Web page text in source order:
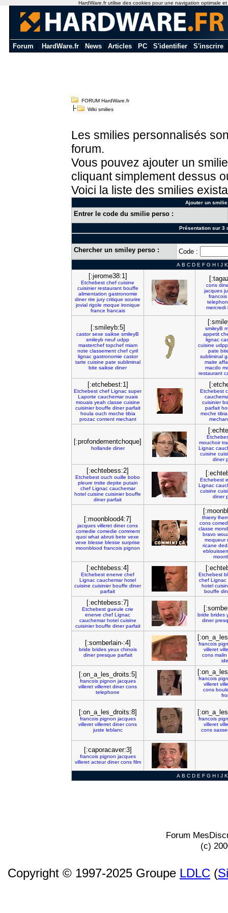
Forum HardWare.fr News Articles PC S'identifier S'inscrire
FORUM HardWare.fr
Wiki smilies
Les smilies personnalisés
forum.
Vous pouvez ajouter un
cliquant simplement dessus
Voici la liste des smilies
Ajouter un
Entrer le code du smilie perso :
Présentation sur 3
Chercher un smiley perso : Code :
A B C D E F G H I J K
[:jerome38:1]
Etchebest chef cuisine
cuisinier restaurant bouffe
alimentation gastronomie
diner rire jury critique sourire
jovial rigole moque ironique
france francais
cons
jacques
francois
mercredi
[:smileyb:5]
castor sexe saikse smileyB
smileyb neuf udpp
masterchef topchef miam
note classement chef cyril
lignac gastronomie castor
tarte cuisine pate subliminal
bite saikse diner
smileyB
appetit
lignac
cuisine udpp
pate
subliminal
maite
macdo
restaurant
[:etchebest:1]
Etchebest chef Lignac super
Laporte cauchemar ouais
mouais yeah classe cuisine
cuisinier bouffe diner parfait
houla ouch moche tibia
prozac content mechant
Etchebest
cuisinier
parfait
moche tibia
[:profondementchoque]
hollande diner
mouchoir
Lignac
cuisine
diner
[:echtebess:2]
Etchebest ouch ouille bobo
pleure trsite depite putain
chef Lignac cauchemar
hotel cuisine cuisinier bouffe
diner parfait
Etchebest
Lignac
cuisine
diner
[:moonblood4:7]
jacques villeret diner cons
comedie comedie comment
quoi what abruti bete vexe
vexe blesse blesse surprise
moonblood francois pignon
thierry
cons
classe
bravo
moqueur
ricane
[:echtebess:4]
Etchebest enerve chef
Lignac cauchemar hotel
cuisine cuisinier bouffe diner
parfait
Etchebest
chef Lignac
hotel
bouffe
[:echtebess:7]
Etchebest gueule crie
enerve chef Lignac
cauchemar hotel cuisine
cuisinier bouffe diner parfait
bride brides
diner
[:somberlain-:4]
bride brides yeux chinois
diner presque parfait
francois
villeret
cons malin
[:on_a_les_droits:5]
francois pignon jacques
villeret villerret diner cons
telephone
francois
villeret
cons
[:on_a_les_droits:8]
francois pignon jacques
villeret villerret diner cons
juste leblanc
francois
villeret
cons
[:caporacaver:3]
francois pignon jacques
villeret acteur diner cons film
A B C D E F G H I J K
Forum
(c)
Copyright © 1997-2025 Groupe LDLC (
HardWare.fr utilise des cookies pour une navigation optimale